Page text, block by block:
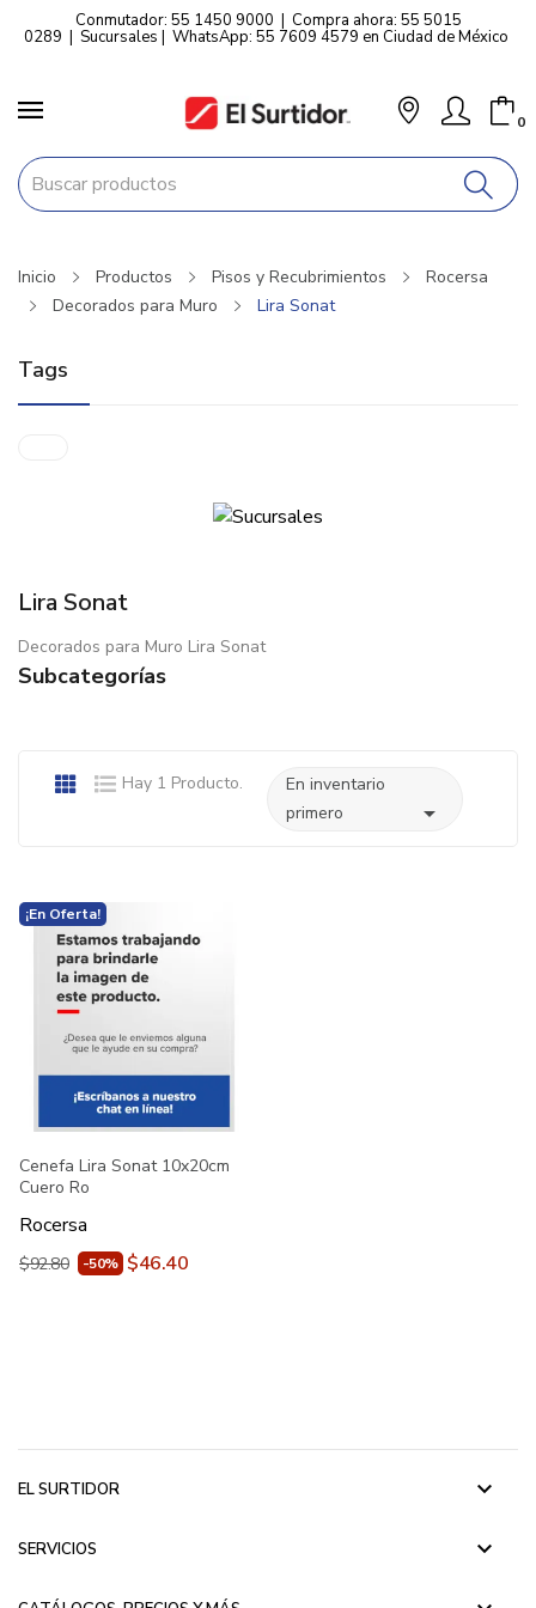
Conmutador: 55 1450 9000 | Compra ahora: 55 5015
0289 | Sucursales | WhatsApp: 55 7609 4579 en Ciudad de México
0
Inicio Productos Pisos y Recubrimientos
Rocersa
Decorados para Muro
Lira Sonat
Tags
Lira Sonat
Decorados para Muro Lira Sonat
Subcategorías
Hay 1 Producto.
En inventario
primero

¡En Oferta!
Cenefa Lira Sonat 10x20cm
Cuero Ro
Rocersa
$92.80 -50% $46.40
EL SURTIDOR keyboard_arrow_down
SERVICIOS keyboard_arrow_down